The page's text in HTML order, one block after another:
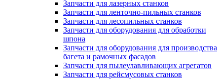
Запчасти для лазерных станков
Запчасти для ленточно-пильных станков
Запчасти для лесопильных станков
Запчасти для оборудования для обработки
шпона
Запчасти для оборудования для производства
багета и рамочных фасадов
Запчасти для пылеулавливающих агрегатов
Запчасти для рейсмусовых станков